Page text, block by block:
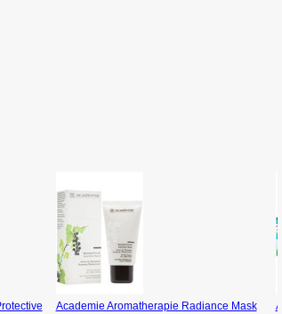
Academie Aromatherapie Radiance Mask